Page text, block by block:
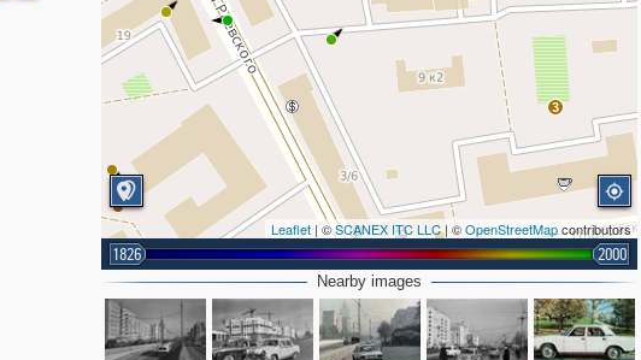
3
Leaflet| ©SCANEX ITC LLC| ©OpenStreetMapcontributors
1826 2000
Nearby images